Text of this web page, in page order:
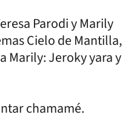
Parodi y Marily
Cielo de Mantilla,
Marily: Jeroky yara y
chamamé.